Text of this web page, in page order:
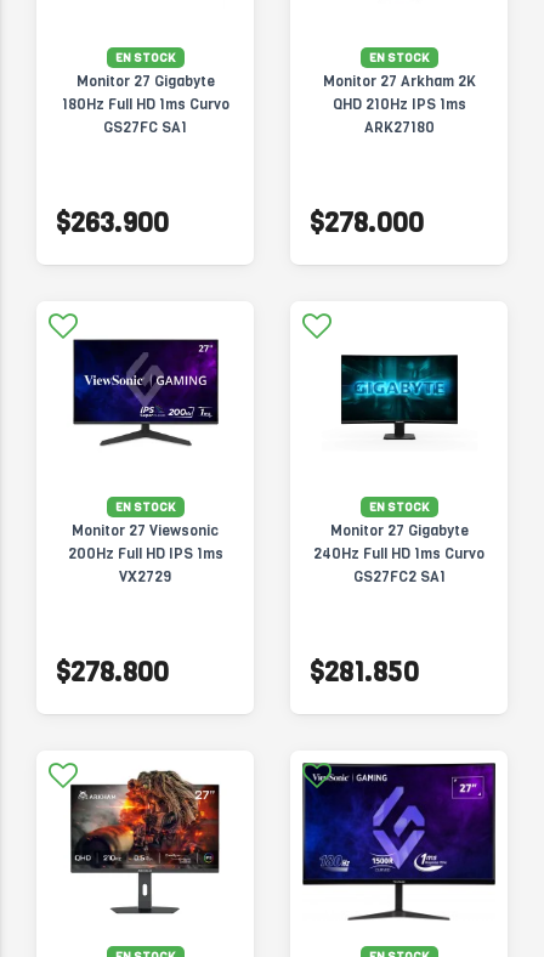
EN STOCK
Monitor 27 Gigabyte
180Hz Full HD 1ms Curvo
GS27FC SA1
$263.900
EN STOCK
Monitor 27 Arkham 2K
QHD 210Hz IPS 1ms
ARK27180
$278.000
EN STOCK
Monitor 27 Viewsonic
200Hz Full HD IPS 1ms
VX2729
$278.800
EN STOCK
Monitor 27 Gigabyte
240Hz Full HD 1ms Curvo
GS27FC2 SA1
$281.850